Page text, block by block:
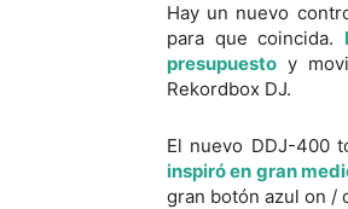
Hay un nuevo
para que coincida.
presupuesto y
Rekordbox DJ.
El nuevo DDJ-400
inspiró en gran
gran botón azul on /